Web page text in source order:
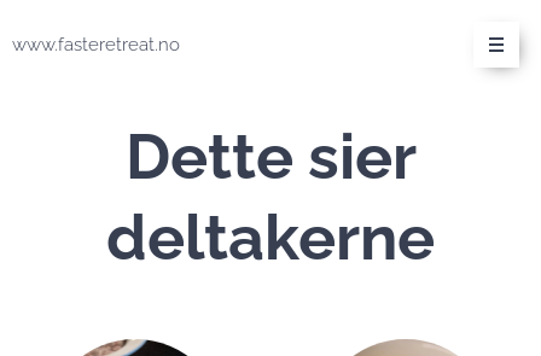
www.fasteretreat.no
Dette sier
deltakerne